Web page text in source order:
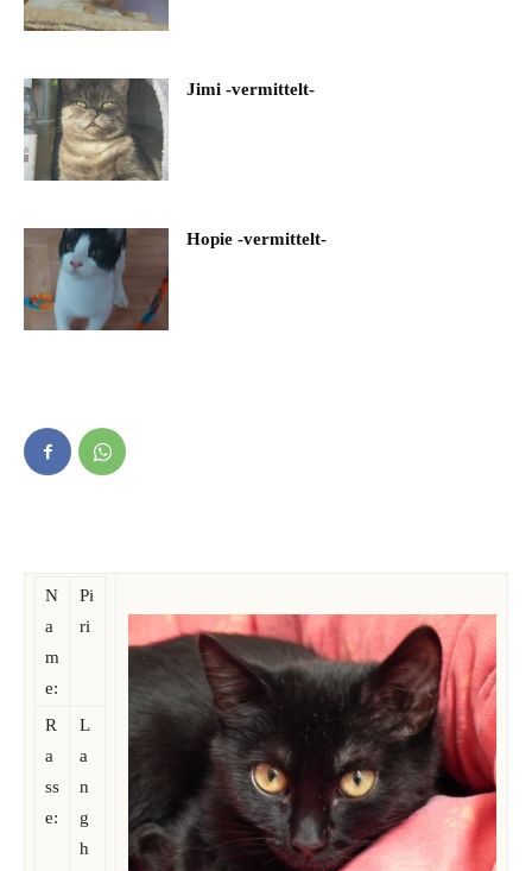
Jimi -vermittelt-
Hopie -vermittelt-